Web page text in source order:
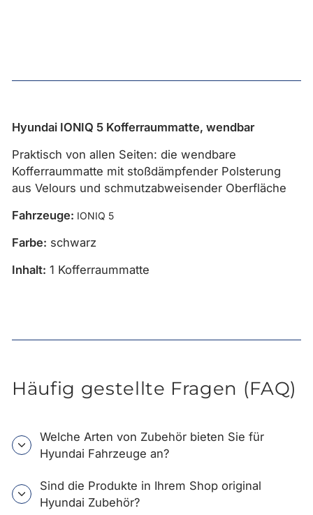
Hyundai IONIQ 5 Kofferraummatte, wendbar
Praktisch von allen Seiten: die wendbare
Kofferraummatte mit stoßdämpfender Polsterung
aus Velours und schmutzabweisender Oberfläche
Fahrzeuge: IONIQ 5
Farbe: schwarz
Inhalt: 1 Kofferraummatte
Häufig gestellte Fragen (FAQ)
Welche Arten von Zubehör bieten Sie für
Hyundai Fahrzeuge an?
Sind die Produkte in Ihrem Shop original
Hyundai Zubehör?